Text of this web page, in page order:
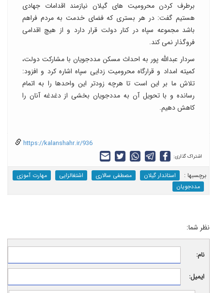
برطرف کردن محرومیت های گیلان نیازمند اقدامات جهادی
هستیم گفت: در هر بستری که فضای خدمت به مردم فراهم
باشد مجموعه سپاه در کنار دولت قرار دارد و از هیچ اقدامی
فروگذار نمی کند.
سردار عبدالله پور به احداث مسکن مددجویان با مشارکت دولت،
کمیته امداد و قرارگاه محرومیت زدایی سپاه اشاره کرد و افزود:
تلاش ما بر این است تا هرچه زودتر این واحدها را به اتمام
رسانده و با تحویل آن به مددجویان بخشی از دغدغه آنان را
کاهش دهیم.
https://kalanshahr.ir/936
اشتراک گذاری:
برچسب‎ها : استاندار گیلان مصطفی سالاری اشتغالزایی
مهارت آموزی
مددجویان
نظر شما:
نام:
ایمیل: